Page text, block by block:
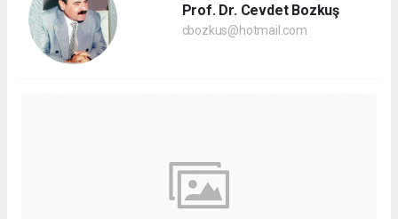
Prof. Dr. Cevdet Bozkuş
cbozkus@hotmail.com